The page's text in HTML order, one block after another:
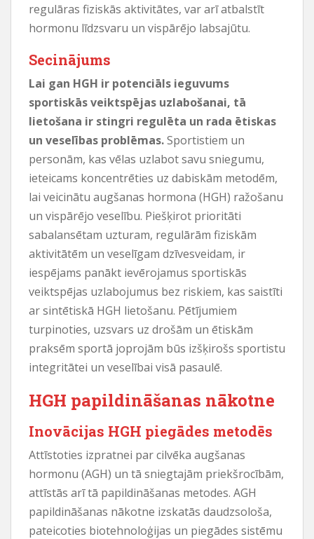
regulāras fiziskās aktivitātes, var arī atbalstīt
hormonu līdzsvaru un vispārējo labsajūtu.
Secinājums
Lai gan HGH ir potenciāls ieguvums
sportiskās veiktspējas uzlabošanai, tā
lietošana ir stingri regulēta un rada ētiskas
un veselības problēmas.Sportistiem un
personām, kas vēlas uzlabot savu sniegumu,
ieteicams koncentrēties uz dabiskām metodēm,
lai veicinātu augšanas hormona (HGH) ražošanu
un vispārējo veselību. Piešķirot prioritāti
sabalansētam uzturam, regulārām fiziskām
aktivitātēm un veselīgam dzīvesveidam, ir
iespējams panākt ievērojamus sportiskās
veiktspējas uzlabojumus bez riskiem, kas saistīti
ar sintētiskā HGH lietošanu. Pētījumiem
turpinoties, uzsvars uz drošām un ētiskām
praksēm sportā joprojām būs izšķirošs sportistu
integritātei un veselībai visā pasaulē.
HGH papildināšanas nākotne
Inovācijas HGH piegādes metodēs
Attīstoties izpratnei par cilvēka augšanas
hormonu (AGH) un tā sniegtajām priekšrocībām,
attīstās arī tā papildināšanas metodes. AGH
papildināšanas nākotne izskatās daudzsološa,
pateicoties biotehnoloģijas un piegādes sistēmu